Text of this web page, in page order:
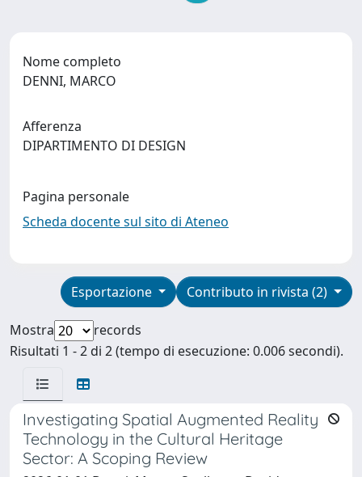
Nome completo
DENNI, MARCO
Afferenza
DIPARTIMENTO DI DESIGN
Pagina personale
Scheda docente sul sito di Ateneo
Contributo in rivista (2)
Esportazione
Mostra
records
Risultati 1 - 2 di 2 (tempo di esecuzione: 0.006 secondi).
Investigating Spatial Augmented Reality
Technology in the Cultural Heritage
Sector: A Scoping Review